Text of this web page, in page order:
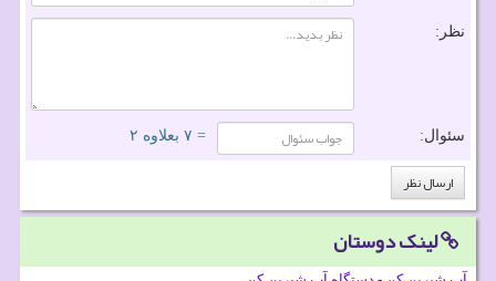
نظر:
سئوال: = ۷ بعلاوه ۲
لینک دوستان